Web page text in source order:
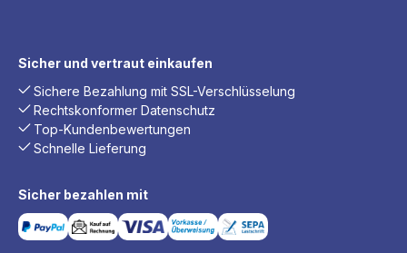
Sicher und vertraut einkaufen
Sichere Bezahlung mit SSL-Verschlüsselung
Rechtskonformer Datenschutz
Top-Kundenbewertungen
Schnelle Lieferung
Sicher bezahlen mit